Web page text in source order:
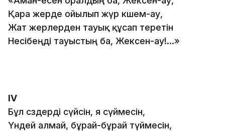
Қара жерде ойылып жүр өкшем-ау,
Жат жерлерден тауық құсап теретін
Несібеңді тауыстың ба, Жексен-ау!…»
IV
Бұл сөздерді сүйсін, я сүймесін,
Үндей алмай, бұрай-бұрай түймесін,